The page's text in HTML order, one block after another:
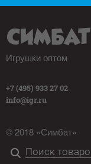
Игрушки оптом
+7 (495) 933 27 02
info@igr.ru
© 2018 «Симбат»